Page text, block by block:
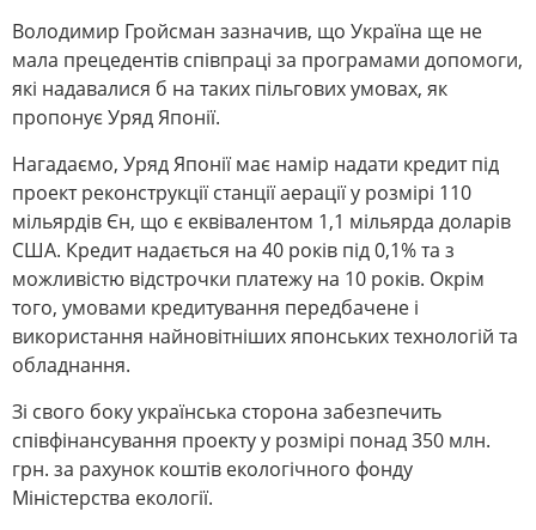
Володимир Гройсман зазначив, що Україна ще не
мала прецедентів співпраці за програмами допомоги,
які надавалися б на таких пільгових умовах, як
пропонує Уряд Японії.
Нагадаємо, Уряд Японії має намір надати кредит під
проект реконструкції станції аерації у розмірі 110
мільярдів Єн, що є еквівалентом 1,1 мільярда доларів
США. Кредит надається на 40 років під 0,1% та з
можливістю відстрочки платежу на 10 років. Окрім
того, умовами кредитування передбачене і
використання найновітніших японських технологій та
обладнання.
Зі свого боку українська сторона забезпечить
співфінансування проекту у розмірі понад 350 млн.
грн. за рахунок коштів екологічного фонду
Міністерства екології.